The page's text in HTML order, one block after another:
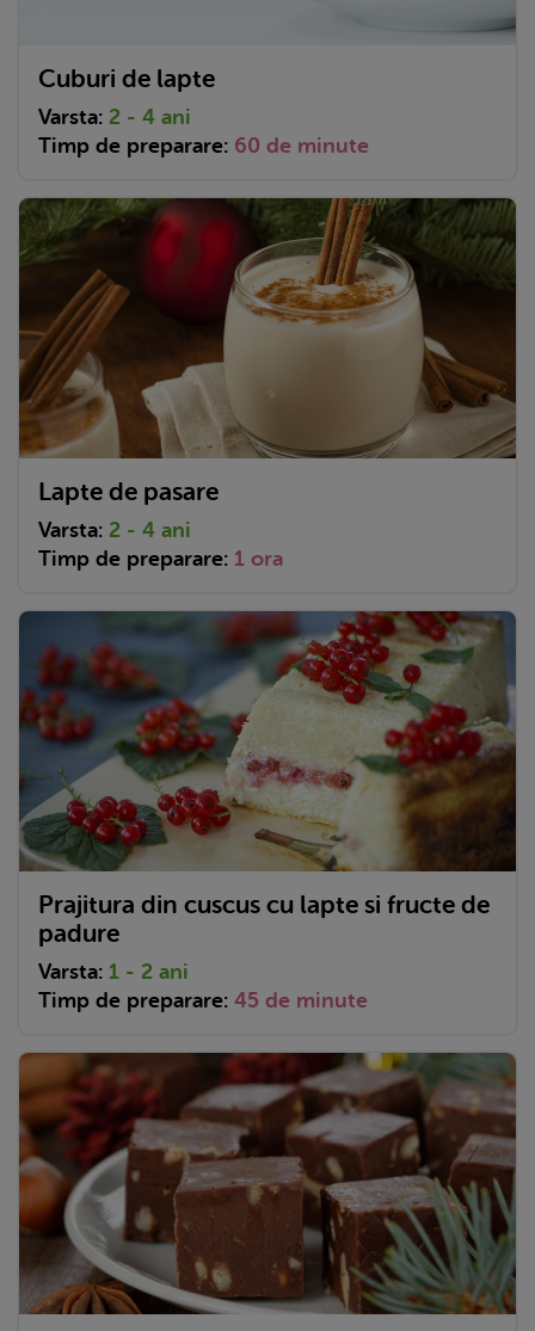
Cuburi de lapte
Varsta: 2 - 4 ani
Timp de preparare: 60 de minute
Lapte de pasare
Varsta: 2 - 4 ani
Timp de preparare: 1 ora
Prajitura din cuscus cu lapte si fructe de
padure
Varsta: 1 - 2 ani
Timp de preparare: 45 de minute